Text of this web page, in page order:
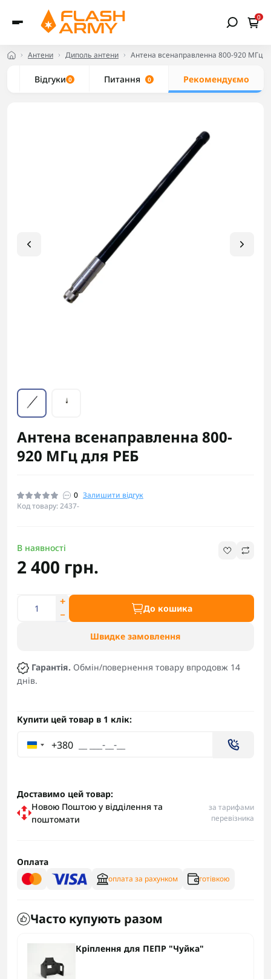
0
Антени Диполь антени Антена всенаправленна 800-920 МГц
Відгуки 0 Питання 0 Рекомендуємо
Антена всенаправленна 800-
920 МГц для РЕБ
0 Залишити відгук
Код товару: 2437-
В наявності
2 400 грн.
До кошика
Швидке замовлення
Гарантія. Обмін/повернення товару впродовж 14
днів.
Купити цей товар в 1 клік:
+380
Доставимо цей товар:
Новою Поштою у відділення та
поштомати
за тарифами
перевізника
Оплата
оплата за рахунком готівкою
Часто купують разом
Кріплення для ПЕПР "Чуйка"